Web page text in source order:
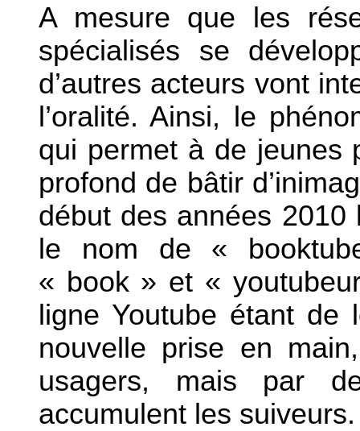
A mesure que les
spécialisés se
d’autres acteurs vont
l’oralité. Ainsi, le
qui permet à de jeunes
profond de bâtir
début des années
le nom de «
« book » et «
ligne Youtube étant de
nouvelle prise en
usagers, mais par
accumulent les suiveurs.